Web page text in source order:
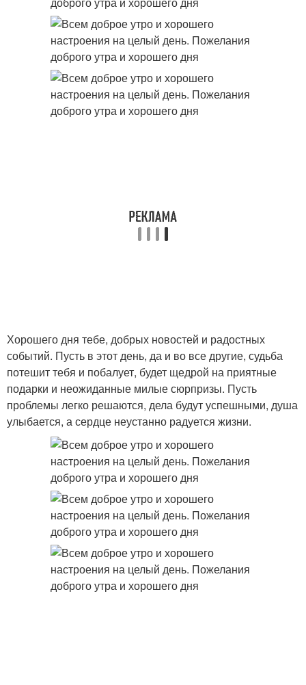
Хорошего дня тебе, добрых новостей и радостных
событий. Пусть в этот день, да и во все другие, судьба
потешит тебя и побалует, будет щедрой на приятные
подарки и неожиданные милые сюрпризы. Пусть
проблемы легко решаются, дела будут успешными, душа
улыбается, а сердце неустанно радуется жизни.